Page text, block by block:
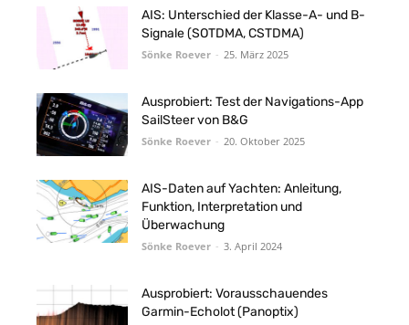
AIS: Unterschied der Klasse-A- und B-
Signale (SOTDMA, CSTDMA)
Sönke Roever - 25. März 2025
Ausprobiert: Test der Navigations-App
SailSteer von B&G
Sönke Roever - 20. Oktober 2025
AIS-Daten auf Yachten: Anleitung,
Funktion, Interpretation und
Überwachung
Sönke Roever - 3. April 2024
Ausprobiert: Vorausschauendes
Garmin-Echolot (Panoptix)